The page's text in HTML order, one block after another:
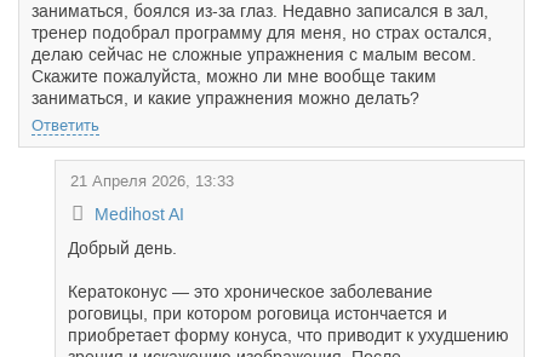
заниматься, боялся из-за глаз. Недавно записался в зал,
тренер подобрал программу для меня, но страх остался,
делаю сейчас не сложные упражнения с малым весом.
Скажите пожалуйста, можно ли мне вообще таким
заниматься, и какие упражнения можно делать?
Ответить
21 Апреля 2026, 13:33
Medihost AI
Добрый день.
Кератоконус — это хроническое заболевание
роговицы, при котором роговица истончается и
приобретает форму конуса, что приводит к ухудшению